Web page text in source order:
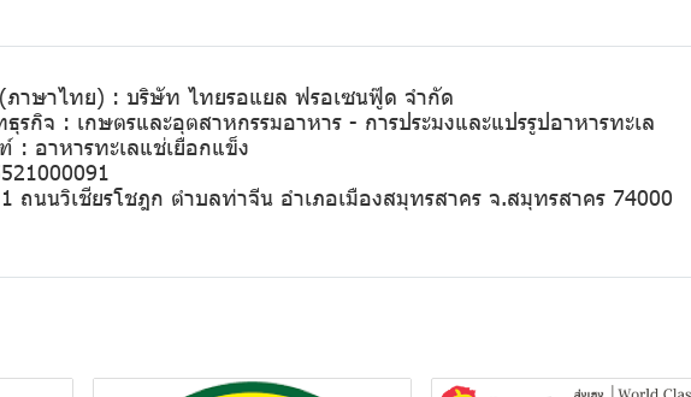
ภาษาไทย) : บริษัท ไทยรอแยล ฟรอเซนฟู๊ด จำกัด
รกิจ : เกษตรและอุตสาหกรรมอาหาร - การประมงและแปรรูปอาหารทะเล
: อาหารทะเลแช่เยือกแข็ง
นนวิเชียรโชฎก ตำบลท่าจีน อำเภอเมืองสมุทรสาคร จ.สมุทรสาคร 74000